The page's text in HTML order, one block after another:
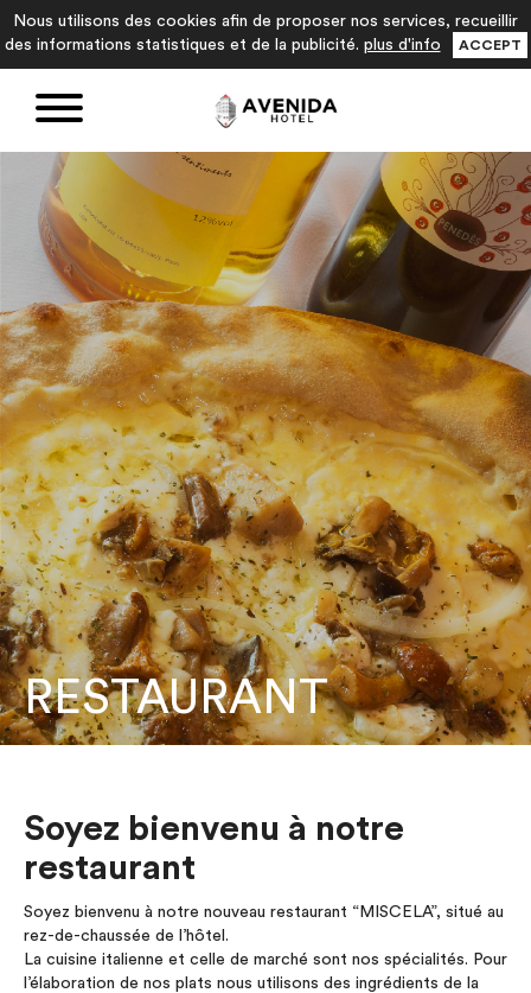
Nous utilisons des cookies afin de proposer nos services, recueillir
des informations statistiques et de la publicité. plus d'info ACCEPT
RESTAURANT
Soyez bienvenu à notre
restaurant
Soyez bienvenu à notre nouveau restaurant “MISCELA”, situé au
rez-de-chaussée de l’hôtel.
La cuisine italienne et celle de marché sont nos spécialités. Pour
l’élaboration de nos plats nous utilisons des ingrédients de la